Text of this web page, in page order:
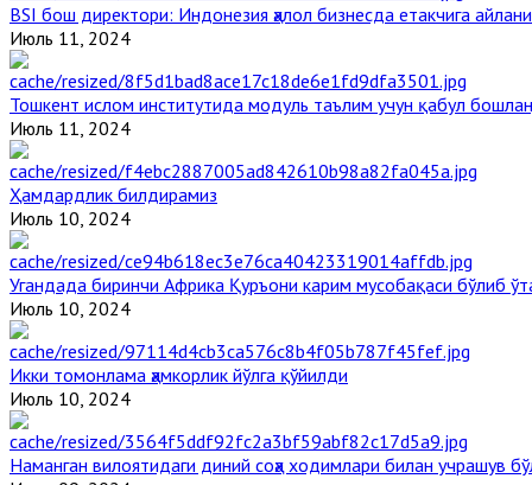
BSI бош директори: Индонезия ҳалол бизнесда етакчига
Июль 11, 2024
Тошкент ислом институтида модуль таълим учун қабул
Июль 11, 2024
Ҳамдардлик билдирамиз
Июль 10, 2024
Угандада биринчи Aфрика Қуръони карим мусобақаси бўлиб
Июль 10, 2024
Икки томонлама ҳамкорлик йўлга қўйилди
Июль 10, 2024
Наманган вилоятидаги диний соҳа ходимлари билан учрашув